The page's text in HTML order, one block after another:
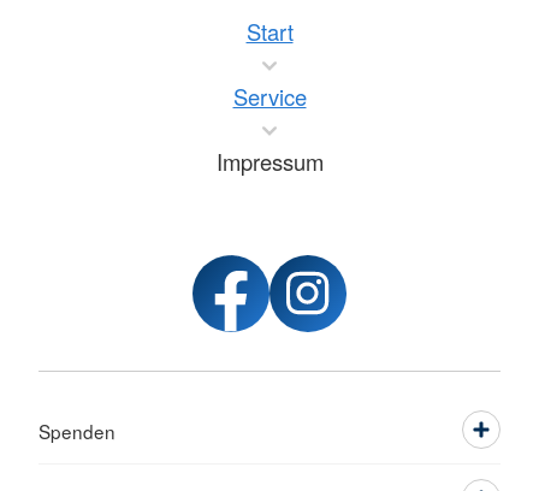
Start
Service
Impressum
Spenden